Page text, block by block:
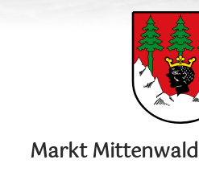
Markt Mittenwald